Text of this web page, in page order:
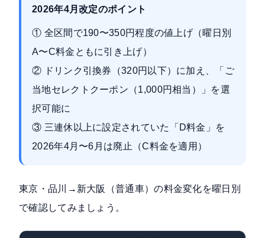
2026年4月改定のポイント
① 全区間で190〜350円程度の値上げ（曜日別
A〜C料金ともに引き上げ）
② ドリンク引換券（320円以下）に加え、「ご
当地セレクトクーポン（1,000円相当）」を選
択可能に
③ 三連休以上に設定されていた「D料金」を
2026年4月〜6月は廃止（C料金を適用）
東京・品川→新大阪（普通車）の料金変化を曜日別
で確認してみましょう。